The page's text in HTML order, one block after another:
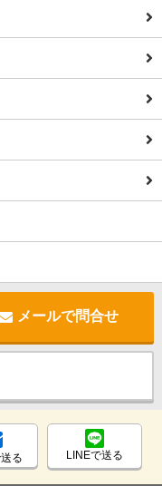
メールで問合せ
る LINEで送る